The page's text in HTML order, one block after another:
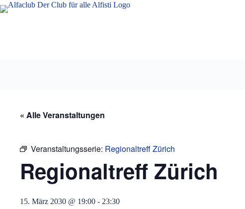
Zum
Inhalt
« Alle Veranstaltungen
Veranstaltungsserie: Regionaltreff Zürich
Regionaltreff Zürich
15. März 2030 @ 19:00 - 23:30